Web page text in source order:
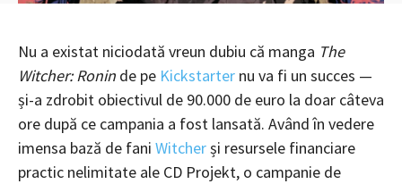
Nu a existat niciodată vreun dubiu că manga The
Witcher: Ronin de pe Kickstarter nu va fi un succes —
și-a zdrobit obiectivul de 90.000 de euro la doar câteva
ore după ce campania a fost lansată. Având în vedere
imensa bază de fani Witcherși resursele financiare
practic nelimitate ale CD Projekt, o campanie de